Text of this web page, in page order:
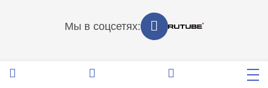
Мы в соцсетях: